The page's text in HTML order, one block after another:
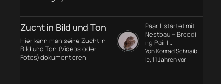
Zucht in Bild und Ton
Hier kann man seine Zucht in
Bild und Ton (Videos oder
Fotos) dokumentieren
Paar II startet mit
Nestbau – Breedi
ng Pair I…
Von Konrad Schnaib
le, 11 Jahren vor